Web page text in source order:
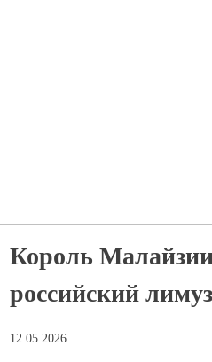
Король
российский
12.05.2026